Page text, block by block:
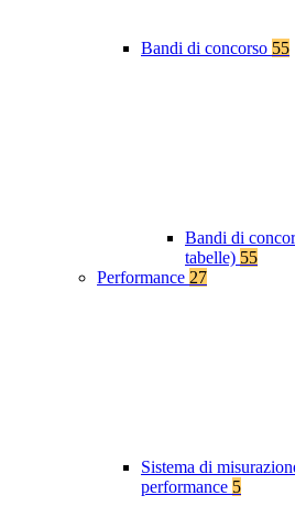
Bandi di concorso 55
Bandi di
tabelle) 55
Performance 27
Sistema di
performance 5